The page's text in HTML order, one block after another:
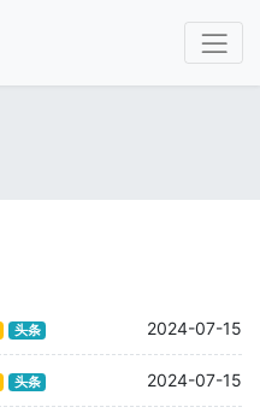
头条 2024-07-15
头条 2024-07-15